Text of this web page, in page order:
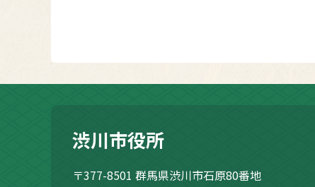
渋川市役所
〒377-8501 群馬県渋川市石原80番地